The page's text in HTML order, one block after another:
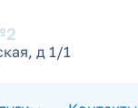
д 1/1